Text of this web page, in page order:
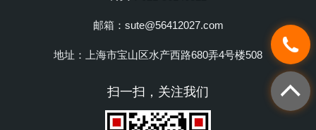
邮箱：sute@56412027.com
地址：上海市宝山区水产西路680弄4号楼508
扫一扫，关注我们